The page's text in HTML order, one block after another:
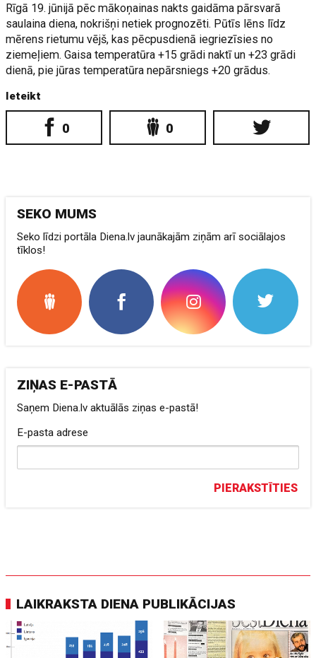
Rīgā 19. jūnijā pēc mākoņainas nakts gaidāma pārsvarā
saulaina diena, nokrišņi netiek prognozēti. Pūtīs lēns līdz
mērens rietumu vējš, kas pēcpusdienā iegriezīsies no
ziemeļiem. Gaisa temperatūra +15 grādi naktī un +23 grādi
dienā, pie jūras temperatūra nepārsniegs +20 grādus.
Ieteikt
0 0
SEKO MUMS
Seko līdzi portāla Diena.lv jaunākajām ziņām arī sociālajos
tīklos!
ZIŅAS E-PASTĀ
Saņem Diena.lv aktuālās ziņas e-pastā!
E-pasta adrese
PIERAKSTĪTIES
LAIKRAKSTA DIENA PUBLIKĀCIJAS